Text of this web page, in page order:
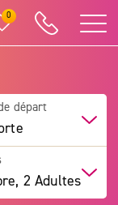
0
départ
2 Adultes